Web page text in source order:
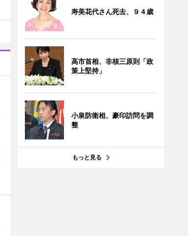
寿美花代さん死去、９４歳
高市首相、非核三原則「政
策上堅持」
小泉防衛相、豪印訪問を調
整
もっと見る